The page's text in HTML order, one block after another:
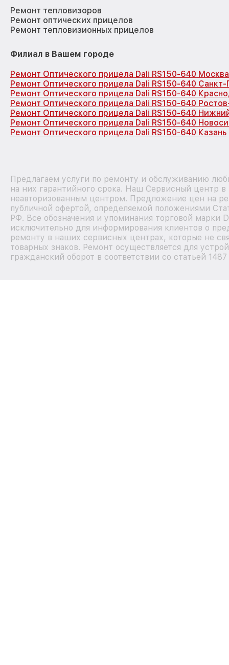
Ремонт тепловизоров
Ремонт оптических прицелов
Ремонт тепловизионных прицелов
Филиал в Вашем городе
Ремонт Оптического прицела Dali RS150-640 Москва
Ремонт Оптического прицела Dali RS150-640
Ремонт Оптического прицела Dali RS150-640
Ремонт Оптического прицела Dali RS150-640
Ремонт Оптического прицела Dali RS150-640
Ремонт Оптического прицела Dali RS150-640
Ремонт Оптического прицела Dali RS150-640 Казань
Предлагаем услуги по ремонту и обслуживанию
на них гарантийного срока. Наш Сервисный центр
неавторизованным центром. Предложение цен на
публичной офертой, определяемой положениями
РФ. Все обозначения и упоминания торговой марки
исключительно для информирования клиентов о
ремонту в наших сервисных центрах, которые не
товарных знаков. Ремонт осуществляется для
гражданский оборот в соответствии со статьей